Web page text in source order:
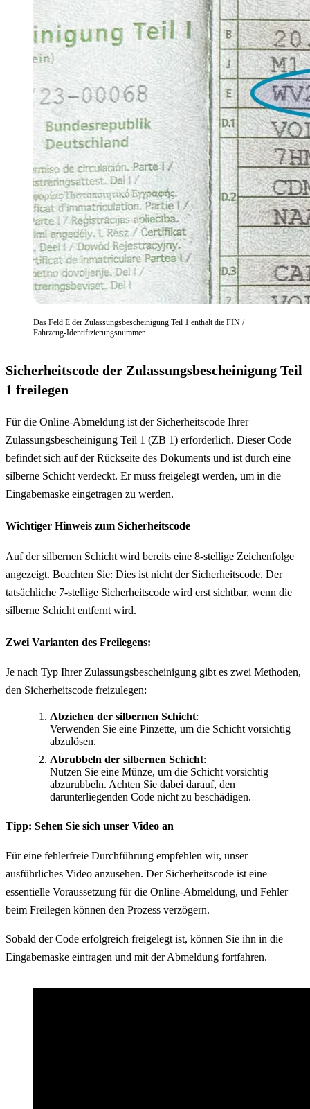
Das Feld E der Zulassungsbescheinigung Teil 1 enthält die FIN /
Fahrzeug-Identifizierungsnummer
Sicherheitscode der Zulassungsbescheinigung Teil
1 freilegen
Für die Online-Abmeldung ist der Sicherheitscode Ihrer
Zulassungsbescheinigung Teil 1 (ZB 1) erforderlich. Dieser Code
befindet sich auf der Rückseite des Dokuments und ist durch eine
silberne Schicht verdeckt. Er muss freigelegt werden, um in die
Eingabemaske eingetragen zu werden.
Wichtiger Hinweis zum Sicherheitscode
Auf der silbernen Schicht wird bereits eine 8-stellige Zeichenfolge
angezeigt. Beachten Sie: Dies ist nicht der Sicherheitscode. Der
tatsächliche 7-stellige Sicherheitscode wird erst sichtbar, wenn die
silberne Schicht entfernt wird.
Zwei Varianten des Freilegens:
Je nach Typ Ihrer Zulassungsbescheinigung gibt es zwei Methoden,
den Sicherheitscode freizulegen:
Abziehen der silbernen Schicht:
Verwenden Sie eine Pinzette, um die Schicht vorsichtig
abzulösen.
Abrubbeln der silbernen Schicht:
Nutzen Sie eine Münze, um die Schicht vorsichtig
abzurubbeln. Achten Sie dabei darauf, den
darunterliegenden Code nicht zu beschädigen.
Tipp: Sehen Sie sich unser Video an
Für eine fehlerfreie Durchführung empfehlen wir, unser
ausführliches Video anzusehen. Der Sicherheitscode ist eine
essentielle Voraussetzung für die Online-Abmeldung, und Fehler
beim Freilegen können den Prozess verzögern.
Sobald der Code erfolgreich freigelegt ist, können Sie ihn in die
Eingabemaske eintragen und mit der Abmeldung fortfahren.